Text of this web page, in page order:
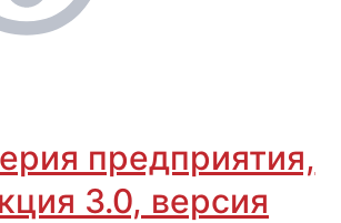
предприятия,
3.0, версия